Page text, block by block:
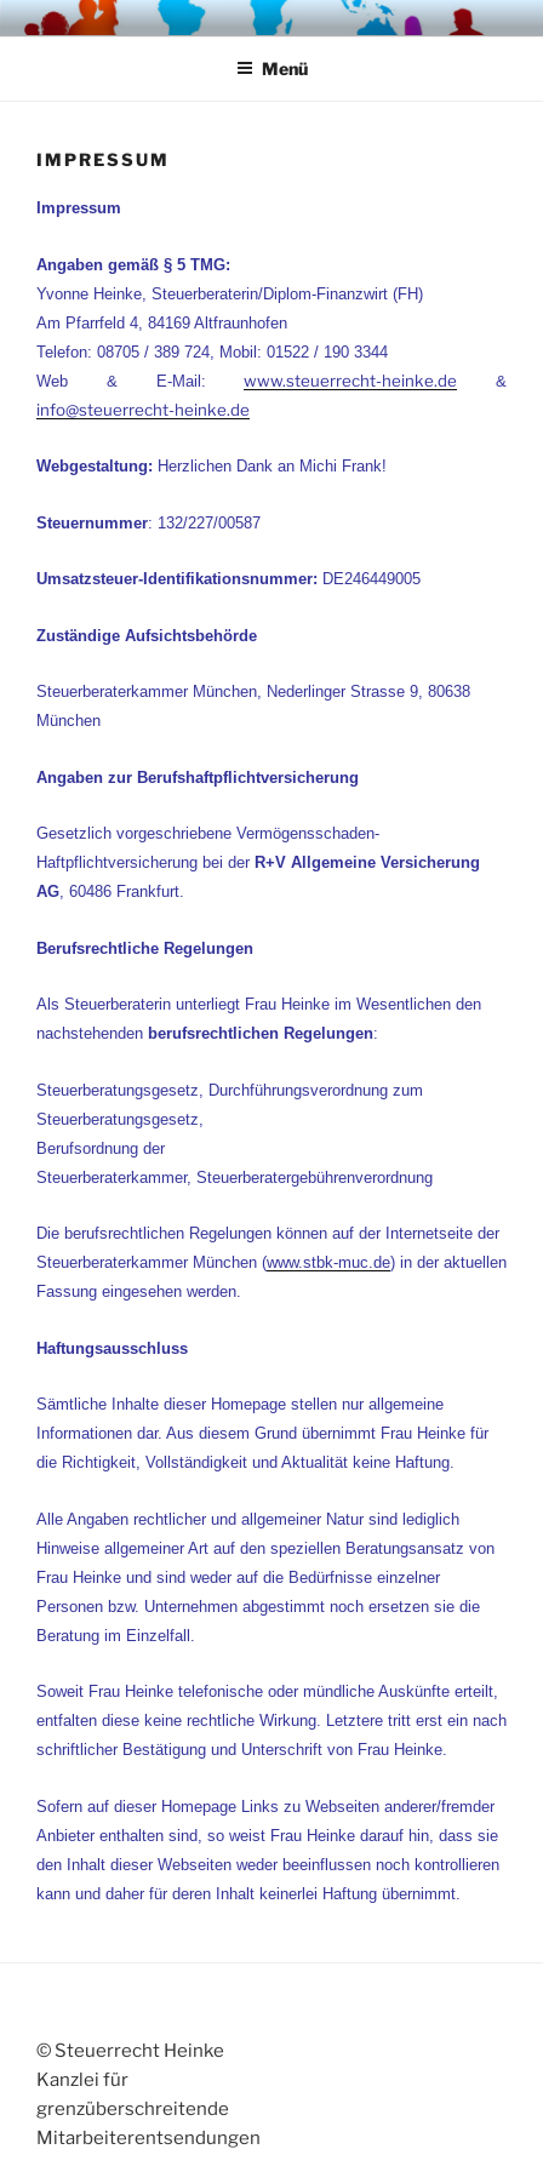
Zum
InhaltSTEUERRECHT HEINKE
Menü
IMPRESSUM
Impressum
Angaben gemäß § 5 TMG:
Yvonne Heinke, Steuerberaterin/Diplom-Finanzwirt (FH)
Am Pfarrfeld 4, 84169 Altfraunhofen
Telefon: 08705 / 389 724, Mobil: 01522 / 190 3344
Web & E-Mail:www.steuerrecht-heinke.de &
info@steuerrecht-heinke.de
Webgestaltung: Herzlichen Dank an Michi Frank!
Steuernummer: 132/227/00587
Umsatzsteuer-Identifikationsnummer: DE246449005
Zuständige Aufsichtsbehörde
Steuerberaterkammer München, Nederlinger Strasse 9, 80638
München
Angaben zur Berufshaftpflichtversicherung
Gesetzlich vorgeschriebene Vermögensschaden-
Haftpflichtversicherung bei der R+V Allgemeine Versicherung
AG, 60486 Frankfurt.
Berufsrechtliche Regelungen
Als Steuerberaterin unterliegt Frau Heinke im Wesentlichen den
nachstehenden berufsrechtlichen Regelungen:
Steuerberatungsgesetz, Durchführungsverordnung zum
Steuerberatungsgesetz,
Berufsordnung der
Steuerberaterkammer, Steuerberatergebührenverordnung
Die berufsrechtlichen Regelungen können auf der Internetseite der
Steuerberaterkammer München (www.stbk-muc.de) in der aktuellen
Fassung eingesehen werden.
Haftungsausschluss
Sämtliche Inhalte dieser Homepage stellen nur allgemeine
Informationen dar. Aus diesem Grund übernimmt Frau Heinke für
die Richtigkeit, Vollständigkeit und Aktualität keine Haftung.
Alle Angaben rechtlicher und allgemeiner Natur sind lediglich
Hinweise allgemeiner Art auf den speziellen Beratungsansatz von
Frau Heinke und sind weder auf die Bedürfnisse einzelner
Personen bzw. Unternehmen abgestimmt noch ersetzen sie die
Beratung im Einzelfall.
Soweit Frau Heinke telefonische oder mündliche Auskünfte erteilt,
entfalten diese keine rechtliche Wirkung. Letztere tritt erst ein nach
schriftlicher Bestätigung und Unterschrift von Frau Heinke.
Sofern auf dieser Homepage Links zu Webseiten anderer/fremder
Anbieter enthalten sind, so weist Frau Heinke darauf hin, dass sie
den Inhalt dieser Webseiten weder beeinflussen noch kontrollieren
kann und daher für deren Inhalt keinerlei Haftung übernimmt.
© Steuerrecht Heinke
Kanzlei für
grenzüberschreitende
Mitarbeiterentsendungen